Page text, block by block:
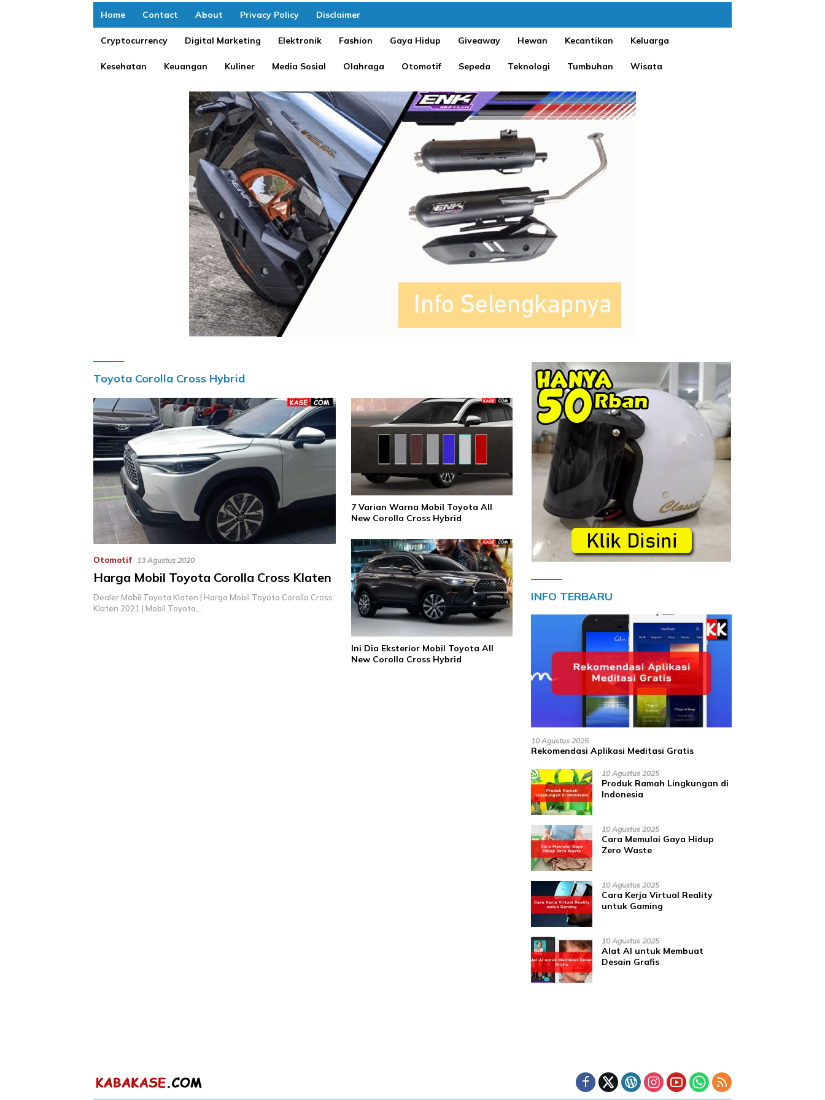
Home Contact About Privacy Policy Disclaimer
Cryptocurrency Digital Marketing Elektronik Fashion Gaya Hidup Giveaway Hewan Kecantikan Keluarga
Kesehatan Keuangan Kuliner Media Sosial Olahraga Otomotif Sepeda Teknologi Tumbuhan Wisata
Toyota Corolla Cross Hybrid
Otomotif 13 Agustus 2020
Harga Mobil Toyota Corolla Cross Klaten
Dealer Mobil Toyota Klaten | Harga Mobil Toyota Corolla Cross
Klaten 2021 | Mobil Toyota…
7 Varian Warna Mobil Toyota All
New Corolla Cross Hybrid
Ini Dia Eksterior Mobil Toyota All
New Corolla Cross Hybrid
INFO TERBARU
10 Agustus 2025
Rekomendasi Aplikasi Meditasi Gratis
10 Agustus 2025
Produk Ramah Lingkungan di
Indonesia
10 Agustus 2025
Cara Memulai Gaya Hidup
Zero Waste
10 Agustus 2025
Cara Kerja Virtual Reality
untuk Gaming
10 Agustus 2025
Alat AI untuk Membuat
Desain Grafis